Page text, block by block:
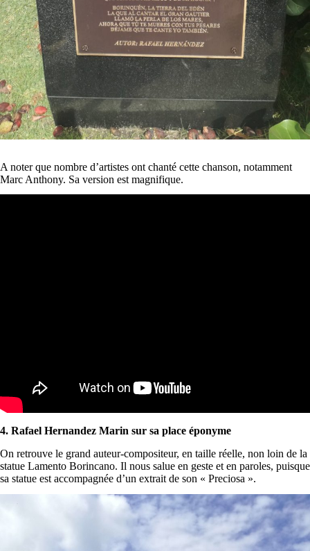
A noter que nombre d’artistes ont chanté cette chanson, notamment
Marc Anthony. Sa version est magnifique.
4. Rafael Hernandez Marin sur sa place éponyme
On retrouve le grand auteur-compositeur, en taille réelle, non loin de la
statue Lamento Borincano. Il nous salue en geste et en paroles, puisque
sa statue est accompagnée d’un extrait de son « Preciosa ».